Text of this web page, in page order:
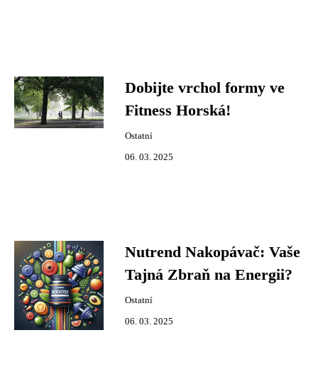
Dobijte vrchol formy ve
Fitness Horská!
Ostatní
06. 03. 2025
Nutrend Nakopávač: Vaše
Tajná Zbraň na Energii?
Ostatní
06. 03. 2025